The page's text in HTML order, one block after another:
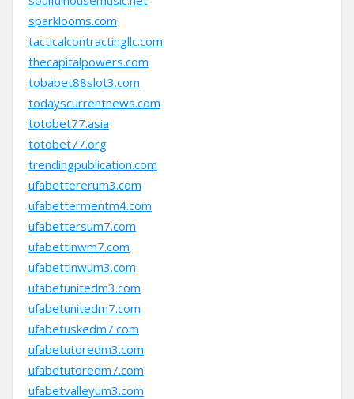
sparklooms.com
tacticalcontractingllc.com
thecapitalpowers.com
tobabet88slot3.com
todayscurrentnews.com
totobet77.asia
totobet77.org
trendingpublication.com
ufabettererum3.com
ufabettermentm4.com
ufabettersum7.com
ufabettinwm7.com
ufabettinwum3.com
ufabetunitedm3.com
ufabetunitedm7.com
ufabetuskedm7.com
ufabetutoredm3.com
ufabetutoredm7.com
ufabetvalleyum3.com